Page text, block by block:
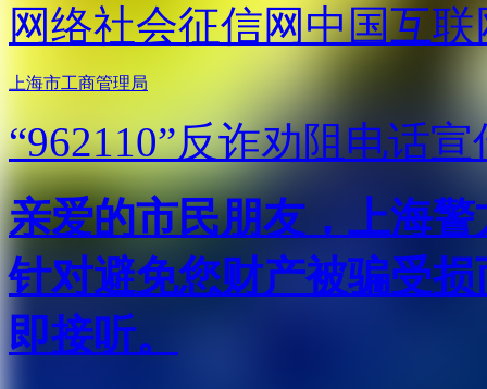
网络社会征信网中国互
上海市工商管理局
“962110”反诈劝阻电话宣
亲爱的市民朋友，上海
针对避免您财产被骗受
即接听。